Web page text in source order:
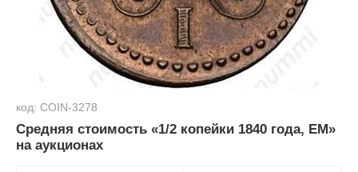
код: COIN-3278
Средняя стоимость «1/2 копейки 1840 года, ЕМ»
на аукционах